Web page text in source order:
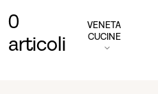
0
articoli
VENETA
CUCINE